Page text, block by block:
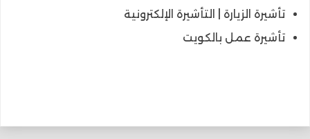
تأشيرة الزيارة | التأشيرة الإلكترونية
تأشيرة عمل بالكويت